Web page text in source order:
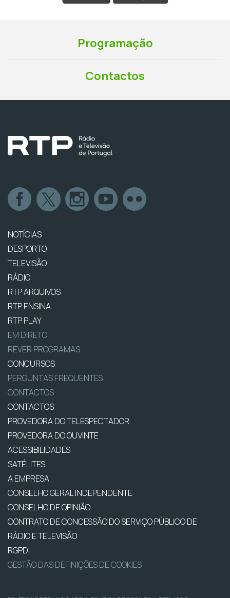
Programação
Contactos
NOTÍCIAS
DESPORTO
TELEVISÃO
RÁDIO
RTP ARQUIVOS
RTP ENSINA
RTP PLAY
EM DIRETO
REVER PROGRAMAS
CONCURSOS
PERGUNTAS FREQUENTES
CONTACTOS
CONTACTOS
PROVEDORA DO TELESPECTADOR
PROVEDORA DO OUVINTE
ACESSIBILIDADES
SATÉLITES
A EMPRESA
CONSELHO GERAL INDEPENDENTE
CONSELHO DE OPINIÃO
CONTRATO DE CONCESSÃO DO SERVIÇO PÚBLICO DE
RÁDIO E TELEVISÃO
RGPD
GESTÃO DAS DEFINIÇÕES DE COOKIES